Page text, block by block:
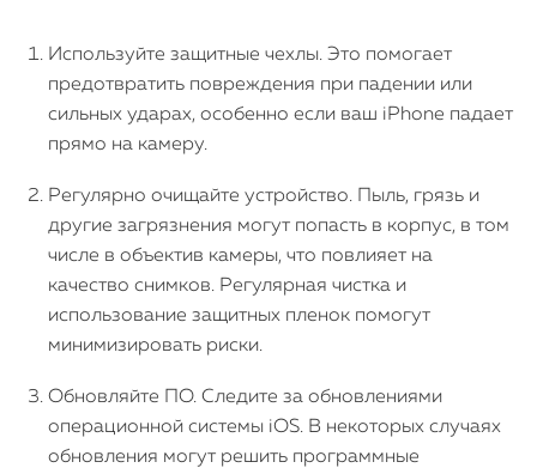
Используйте защитные чехлы. Это помогает
предотвратить повреждения при падении или
сильных ударах, особенно если ваш iPhone падает
прямо на камеру.
Регулярно очищайте устройство. Пыль, грязь и
другие загрязнения могут попасть в корпус, в том
числе в объектив камеры, что повлияет на
качество снимков. Регулярная чистка и
использование защитных пленок помогут
минимизировать риски.
Обновляйте ПО. Следите за обновлениями
операционной системы iOS. В некоторых случаях
обновления могут решить программные